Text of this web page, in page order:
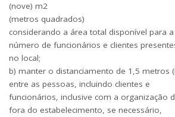
(nove) m2
(metros quadrados)
considerando a área total disponível para
número de funcionários e clientes
no local;
b) manter o distanciamento de 1,5 metros
entre as pessoas, incluindo clientes e
funcionários, inclusive com a organização
fora do estabelecimento, se necessário,